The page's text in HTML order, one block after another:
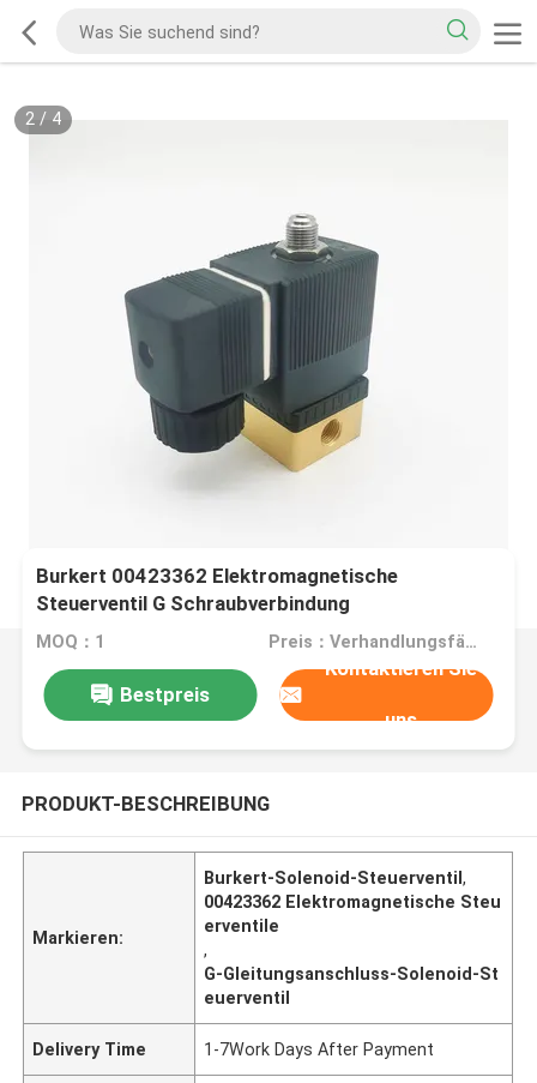
2/ 4
Burkert 00423362 Elektromagnetische
Steuerventil G Schraubverbindung
MOQ：1 Preis：Verhandlungsfähig
Bestpreis
Kontaktieren Sie
uns
PRODUKT-BESCHREIBUNG
Markieren:
Burkert-Solenoid-Steuerventil,
00423362 Elektromagnetische Steu
erventile
,
G-Gleitungsanschluss-Solenoid-St
euerventil
Delivery Time 1-7Work Days After Payment